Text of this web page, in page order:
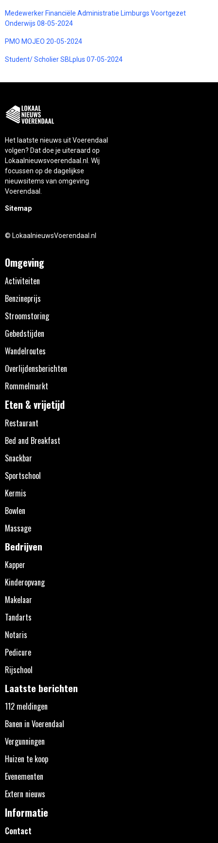
Medewerker Financiële Administratie Limburgs Voortgezet
Onderwijs 08-05-2024
PMO MOJEO 20-05-2024
Student/ Scholier SBLplus 07-05-2024
Het laatste nieuws uit Voerendaal
volgen? Dat doe je uiteraard op
Lokaalnieuwsvoerendaal.nl. Wij
focussen op de dagelijkse
nieuwsitems van omgeving
Voerendaal.
Sitemap
© LokaalnieuwsVoerendaal.nl
Omgeving
Activiteiten
Benzineprijs
Stroomstoring
Gebedstijden
Wandelroutes
Overlijdensberichten
Rommelmarkt
Eten & vrijetijd
Restaurant
Bed and Breakfast
Snackbar
Sportschool
Kermis
Bowlen
Massage
Bedrijven
Kapper
Kinderopvang
Makelaar
Tandarts
Notaris
Pedicure
Rijschool
Laatste berichten
112 meldingen
Banen in Voerendaal
Vergunningen
Huizen te koop
Evenementen
Extern nieuws
Informatie
Contact